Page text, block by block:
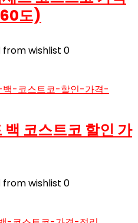
도)
from wishlist 0
코스트코 할인 가
from wishlist 0